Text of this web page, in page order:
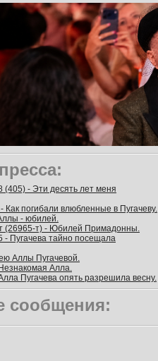
пресса:
(405) - Эти десять лет меня
погибали влюбленные в Пугачеву.
- юбилей.
(26965-т) - Юбилей Примадонны.
- Пугачева тайно посещала
Аллы Пугачевой.
Алла.
Пугачева опять разрешила весну.
сообщения: